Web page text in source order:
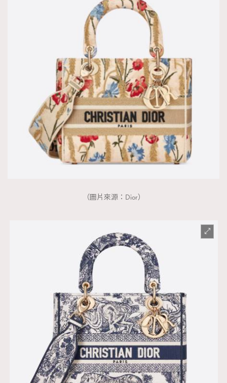
（圖片來源：Dior）